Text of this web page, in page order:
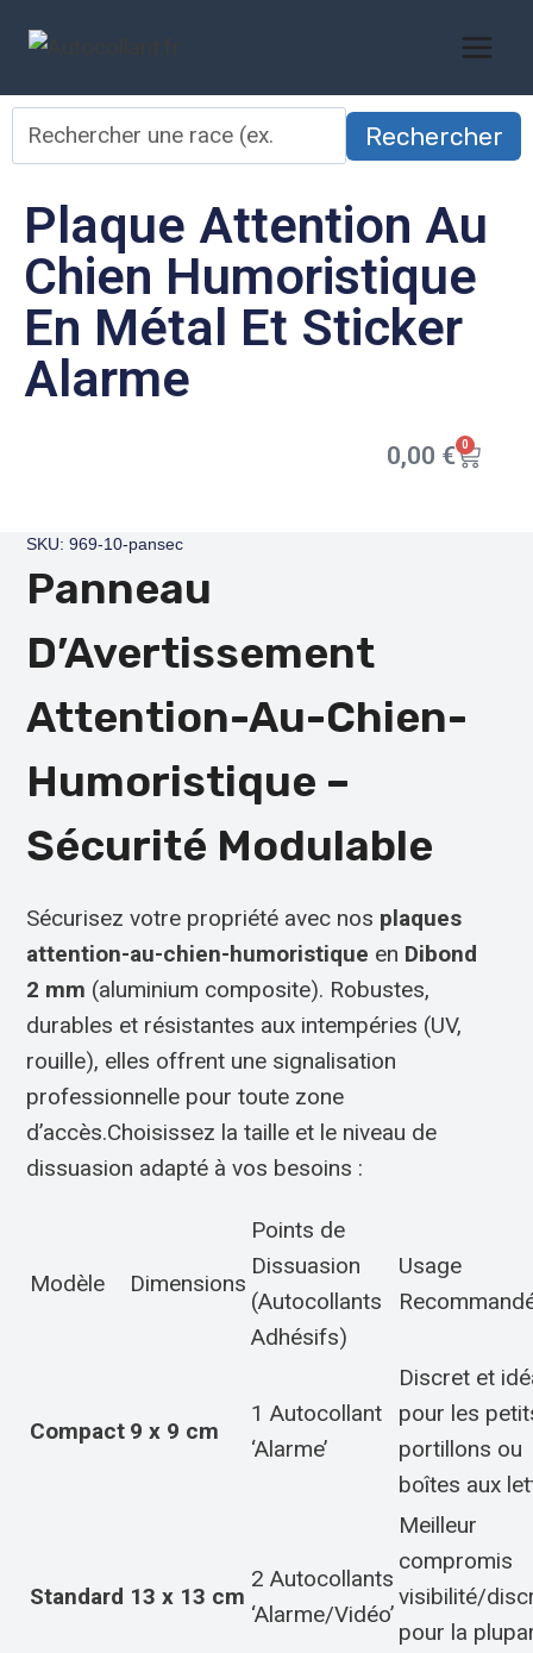
Rechercher
Plaque Attention Au
Chien Humoristique
En Métal Et Sticker
Alarme
0,00 € 0
SKU: 969-10-pansec
Panneau
D’Avertissement
Attention-Au-Chien-
Humoristique –
Sécurité Modulable
Sécurisez votre propriété avec nos plaques
attention-au-chien-humoristique en Dibond
2 mm (aluminium composite). Robustes,
durables et résistantes aux intempéries (UV,
rouille), elles offrent une signalisation
professionnelle pour toute zone
d’accès.Choisissez la taille et le niveau de
dissuasion adapté à vos besoins :
Modèle Dimensions
Points de
Dissuasion
(Autocollants
Adhésifs)
Usage
Compact 9 x 9 cm
1 Autocollant
‘Alarme’
Discret et
pour les
portillons ou
boîtes aux
Standard 13 x 13 cm
2 Autocollants
‘Alarme/Vidéo’
Meilleur
compromis
visibilité/
pour la